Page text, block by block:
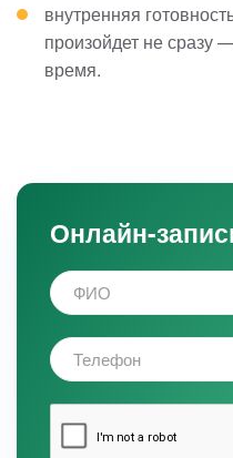
внутренняя
произойдет не сразу
время.
Онлайн-